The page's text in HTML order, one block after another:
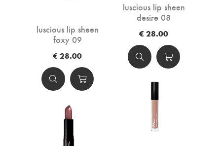
luscious lip sheen
desire 08
€ 28.00
luscious lip sheen
foxy 09
€ 28.00